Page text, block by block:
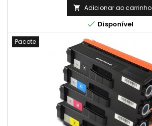
 Adicionar ao carrinho
 Disponível
Pacote